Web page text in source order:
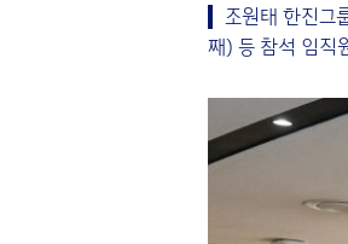
조원태 한진그
째) 등 참석 임직